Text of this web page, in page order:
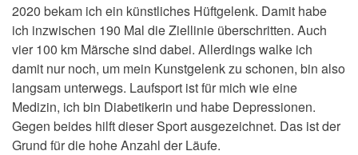
2020 bekam ich ein künstliches Hüftgelenk. Damit habe
ich inzwischen 190 Mal die Ziellinie überschritten. Auch
vier 100 km Märsche sind dabei. Allerdings walke ich
damit nur noch, um mein Kunstgelenk zu schonen, bin also
langsam unterwegs. Laufsport ist für mich wie eine
Medizin, ich bin Diabetikerin und habe Depressionen.
Gegen beides hilft dieser Sport ausgezeichnet. Das ist der
Grund für die hohe Anzahl der Läufe.